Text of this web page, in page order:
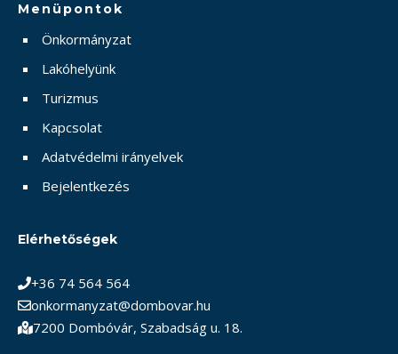
Menüpontok
Önkormányzat
Lakóhelyünk
Turizmus
Kapcsolat
Adatvédelmi irányelvek
Bejelentkezés
Elérhetőségek
+36 74 564 564
onkormanyzat@dombovar.hu
7200 Dombóvár, Szabadság u. 18.